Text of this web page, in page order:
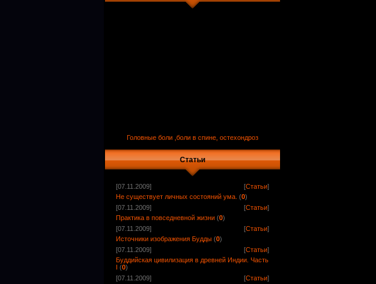
Головные боли ,боли в спине, остехондроз
Статьи
[07.11.2009] [Статьи]
Не существует личных состояний ума. (0)
[07.11.2009]
[Статьи]
Практика в повседневной жизни (0)
[07.11.2009]
[Статьи]
Источники изображения Будды (0)
[07.11.2009]
[Статьи]
Буддийская цивилизация в древней Индии. Часть
I (0)
[07.11.2009]
[Статьи]